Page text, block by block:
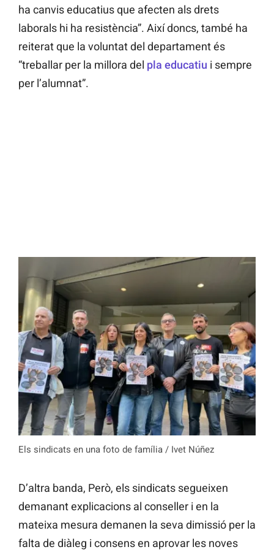
ha canvis educatius que afecten als drets
laborals hi ha resistència”. Així doncs, també ha
reiterat que la voluntat del departament és
“treballar per la millora del pla educatiu i sempre
per l’alumnat”.
Els sindicats en una foto de família / Ivet Núñez
D’altra banda, Però, els sindicats segueixen
demanant explicacions al conseller i en la
mateixa mesura demanen la seva dimissió per la
falta de diàleg i consens en aprovar les noves